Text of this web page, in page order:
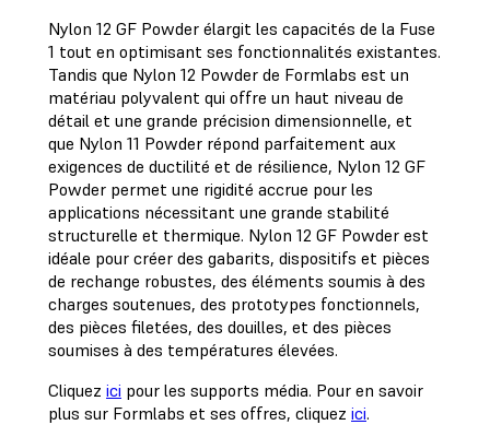
Nylon 12 GF Powder élargit les capacités de la Fuse
1 tout en optimisant ses fonctionnalités existantes.
Tandis que Nylon 12 Powder de Formlabs est un
matériau polyvalent qui offre un haut niveau de
détail et une grande précision dimensionnelle, et
que Nylon 11 Powder répond parfaitement aux
exigences de ductilité et de résilience, Nylon 12 GF
Powder permet une rigidité accrue pour les
applications nécessitant une grande stabilité
structurelle et thermique. Nylon 12 GF Powder est
idéale pour créer des gabarits, dispositifs et pièces
de rechange robustes, des éléments soumis à des
charges soutenues, des prototypes fonctionnels,
des pièces filetées, des douilles, et des pièces
soumises à des températures élevées.
Cliquez ici pour les supports média. Pour en savoir
plus sur Formlabs et ses offres, cliquez ici.